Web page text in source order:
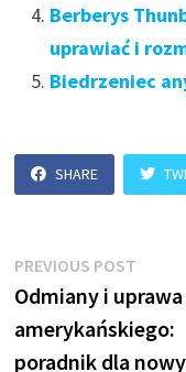
Berberys
uprawiać i
Biedrzeniec
SHARE
Nawigacja
wpisu
PREVIOUS POST
post:
Odmiany i
amerykańskiego:
poradnik dla